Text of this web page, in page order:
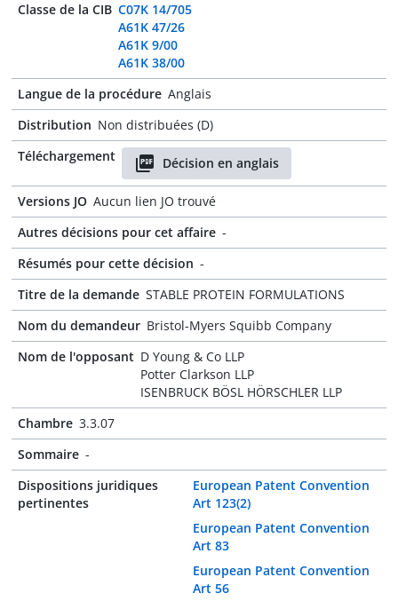
Classe de la CIB C07K 14/705
A61K 47/26
A61K 9/00
A61K 38/00
Langue de la procédure Anglais
Distribution Non distribuées (D)
Téléchargement
Décision en anglais
Versions JO Aucun lien JO trouvé
Autres décisions pour cet affaire -
Résumés pour cette décision -
Titre de la demande STABLE PROTEIN FORMULATIONS
Nom du demandeur Bristol-Myers Squibb Company
Nom de l'opposant D Young & Co LLP
Potter Clarkson LLP
ISENBRUCK BÖSL HÖRSCHLER LLP
Chambre 3.3.07
Sommaire -
Dispositions juridiques
pertinentes
European Patent Convention
Art 123(2)
European Patent Convention
Art 83
European Patent Convention
Art 56